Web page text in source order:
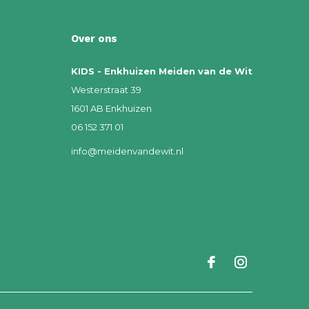
Over ons
KIDS - Enkhuizen Meiden van de Wit
Westerstraat 39
1601 AB Enkhuizen
06 152 371 01
info@meidenvandewit.nl